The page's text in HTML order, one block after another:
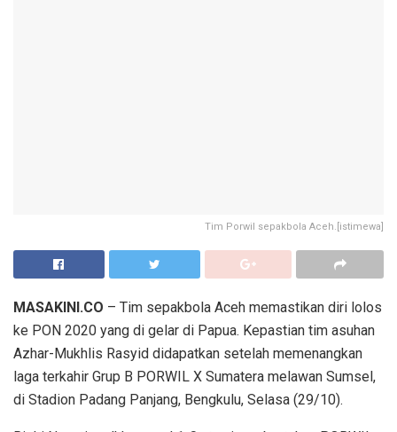
Tim Porwil sepakbola Aceh.[istimewa]
MASAKINI.CO – Tim sepakbola Aceh memastikan diri lolos
ke PON 2020 yang di gelar di Papua. Kepastian tim asuhan
Azhar-Mukhlis Rasyid didapatkan setelah memenangkan
laga terkahir Grup B PORWIL X Sumatera melawan Sumsel,
di Stadion Padang Panjang, Bengkulu, Selasa (29/10).